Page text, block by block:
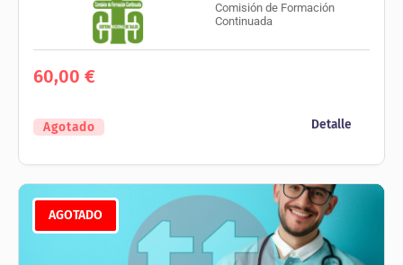
Comisión de Formación
Continuada
60,00€
Agotado Detalle
AGOTADO